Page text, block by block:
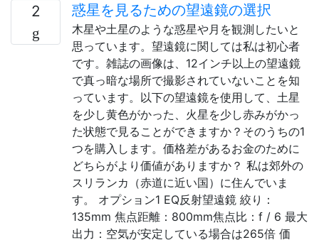
2 惑星を見るための望遠鏡の選択
木星や土星のような惑星や月を観測したいと
思っています。望遠鏡に関しては私は初心者
です。雑誌の画像は、12インチ以上の望遠鏡
で真っ暗な場所で撮影されていないことを知
っています。以下の望遠鏡を使用して、土星
を少し黄色がかった、火星を少し赤みがかっ
た状態で見ることができますか？そのうちの1
つを購入します。価格差があるお金のために
どちらがより価値がありますか？ 私は郊外の
スリランカ（赤道に近い国）に住んでいま
す。 オプション1 EQ反射望遠鏡 絞り：
135mm 焦点距離：800mm焦点比：f / 6 最大
出力：空気が安定している場合は265倍 価